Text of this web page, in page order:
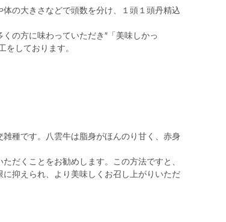
の大きさなどで頭数を分け、１頭１頭丹精込
の方に味わっていただき″「美味しかっ
をしております。
種です。八雲牛は脂身がほんのり甘く、赤身
だくことをお勧めします。この方法ですと、
抑えられ、より美味しくお召し上がりいただ